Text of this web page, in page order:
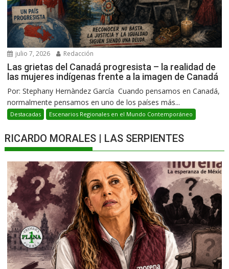
julio 7, 2026 Redacción
Las grietas del Canadá progresista – la realidad de
las mujeres indígenas frente a la imagen de Canadá
Por: Stephany Hernàndez García Cuando pensamos en Canadá,
normalmente pensamos en uno de los países más...
Destacadas Escenarios Regionales en el Mundo Contemporáneo
RICARDO MORALES | LAS SERPIENTES